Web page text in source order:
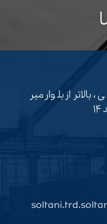
از بلوار میر